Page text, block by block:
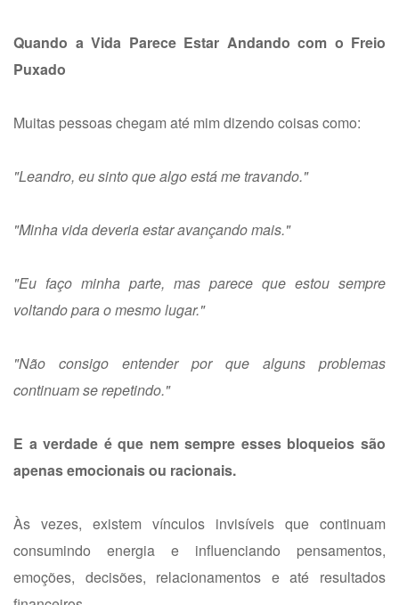
Quando a Vida Parece Estar Andando com o Freio
Puxado
Muitas pessoas chegam até mim dizendo coisas como:
"Leandro, eu sinto que algo está me travando."
"Minha vida deveria estar avançando mais."
"Eu faço minha parte, mas parece que estou sempre
voltando para o mesmo lugar."
"Não consigo entender por que alguns problemas
continuam se repetindo."
E a verdade é que nem sempre esses bloqueios são
apenas emocionais ou racionais.
Às vezes, existem vínculos invisíveis que continuam
consumindo energia e influenciando pensamentos,
emoções, decisões, relacionamentos e até resultados